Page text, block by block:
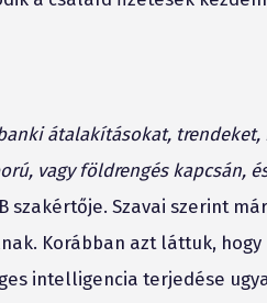
átalakításokat,
vagy földrengés kapcsán,
szakértője. Szavai szerint
Korábban azt láttuk,
intelligencia terjedése